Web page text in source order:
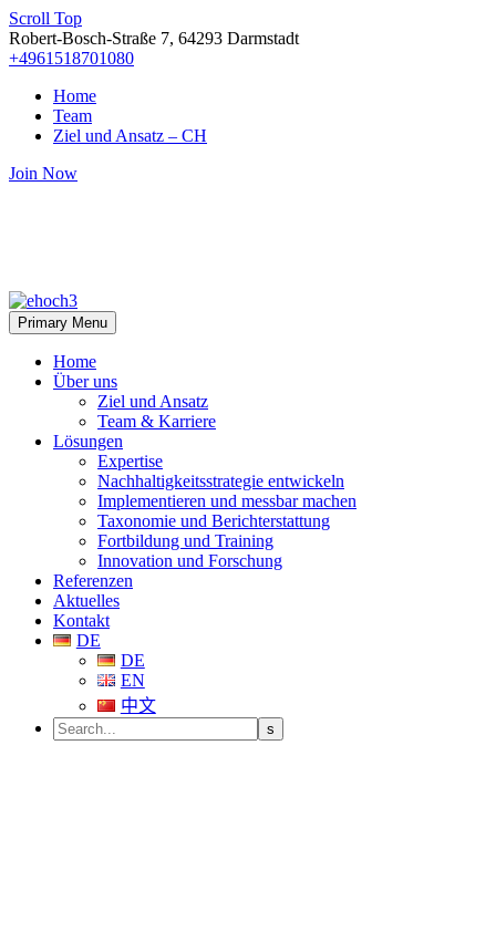
Scroll Top
Robert-Bosch-Straße 7, 64293 Darmstadt
+4961518701080
Home
Team
Ziel und Ansatz – CH
Join Now
Primary Menu
Home
Über uns
Ziel und Ansatz
Team & Karriere
Lösungen
Expertise
Nachhaltigkeitsstrategie entwickeln
Implementieren und messbar machen
Taxonomie und Berichterstattung
Fortbildung und Training
Innovation und Forschung
Referenzen
Aktuelles
Kontakt
DE
DE
EN
中文